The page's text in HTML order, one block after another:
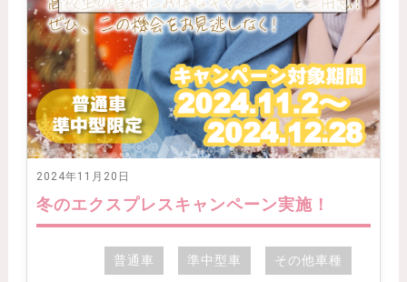
2024年11月20日
冬のエクスプレスキャンペーン実施！
普通車 準中型車 その他車種